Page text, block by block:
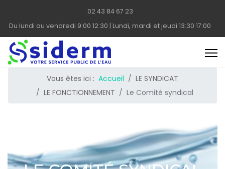
02 43 84 67 23
Du lundi au vendredi 9:00 12:30 | Lundi, mardi et jeudi 13:30 17:00
Vous êtes ici : Accueil
LE SYNDICAT
LE FONCTIONNEMENT
Le Comité syndical